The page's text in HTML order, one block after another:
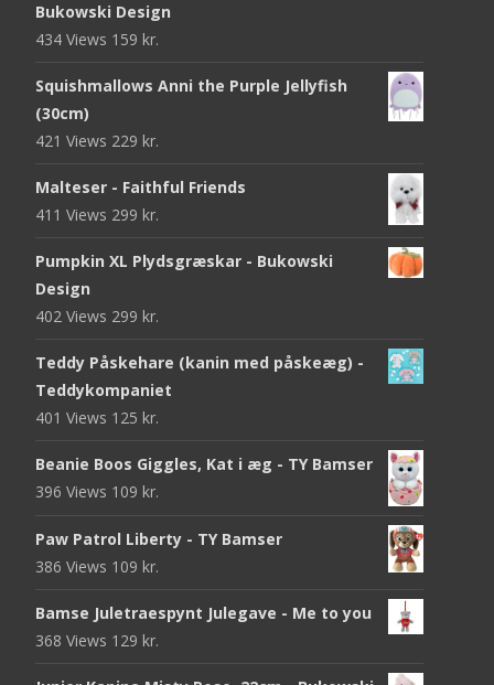
Bukowski Design
434 Views 159 kr.
Squishmallows Anni the Purple Jellyfish
(30cm)
421 Views 229 kr.
Malteser - Faithful Friends
411 Views 299 kr.
Pumpkin XL Plydsgræskar - Bukowski
Design
402 Views 299 kr.
Teddy Påskehare (kanin med påskeæg) -
Teddykompaniet
401 Views 125 kr.
Beanie Boos Giggles, Kat i æg - TY Bamser
396 Views 109 kr.
Paw Patrol Liberty - TY Bamser
386 Views 109 kr.
Bamse Juletraespynt Julegave - Me to you
368 Views 129 kr.